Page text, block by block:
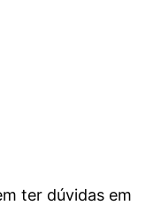
ter dúvidas em